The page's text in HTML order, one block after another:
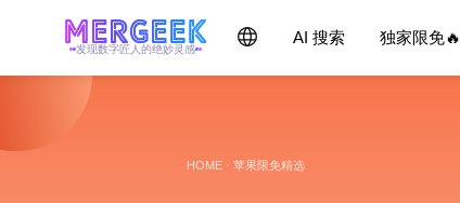
发现数字匠人的绝妙灵感
AI 搜索 独家限免🔥
HOME · 苹果限免精选